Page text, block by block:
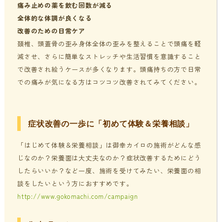
痛み止めの薬を飲む回数が減る
全体的な体調が良くなる
改善のための日常ケア
頚椎、頭蓋骨の歪み身体全体の歪みを整えることで頭痛を軽
減させ、さらに簡単なストレッチや生活習慣を意識すること
で改善され絵うケースが多くなります。頭痛持ちの方で日常
での痛みが気になる方はコツコツ改善されてみてください。
症状改善の一歩に「初めて体験＆栄養相談」
「はじめて体験＆栄養相談」は御幸カイロの施術がどんな感
じなのか？栄養面は大丈夫なのか？症状改善するためにどう
したらいいか？など一度、施術を受けてみたい、栄養面の相
談をしたいという方におすすめです。
http://www.gokomachi.com/campaign